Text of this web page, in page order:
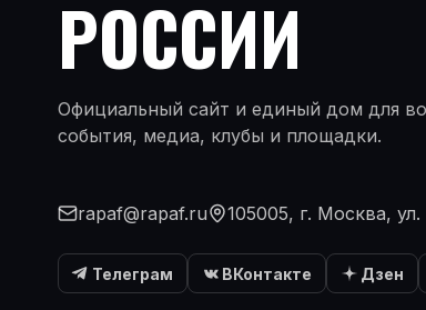
РОССИИ
Официальный сайт и единый дом для
события, медиа, клубы и площадки.
rapaf@rapaf.ru 105005, г. Москва,
Телеграм ВКонтакте Дзен